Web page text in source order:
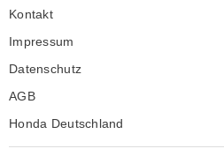
Kontakt
Impressum
Datenschutz
AGB
Honda Deutschland